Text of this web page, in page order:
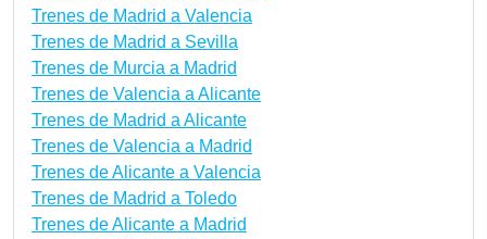
Trenes de Madrid a Valencia
Trenes de Madrid a Sevilla
Trenes de Murcia a Madrid
Trenes de Valencia a Alicante
Trenes de Madrid a Alicante
Trenes de Valencia a Madrid
Trenes de Alicante a Valencia
Trenes de Madrid a Toledo
Trenes de Alicante a Madrid